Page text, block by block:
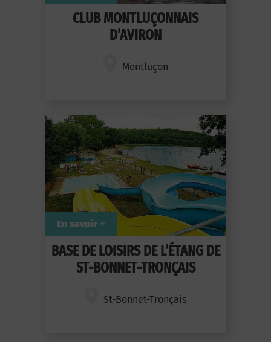
CLUB MONTLUÇONNAIS
D’AVIRON
Montluçon
BASE DE LOISIRS DE L’ÉTANG DE
ST-BONNET-TRONÇAIS
St-Bonnet-Tronçais
En savoir +